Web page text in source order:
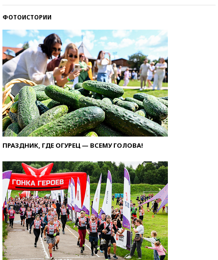
ФОТОИСТОРИИ
ПРАЗДНИК, ГДЕ ОГУРЕЦ — ВСЕМУ ГОЛОВА!